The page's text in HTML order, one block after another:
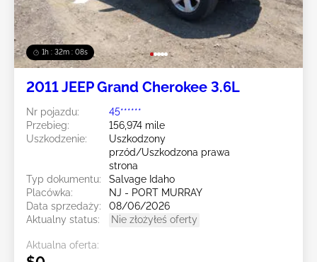
1h : 32m : 05s
2011 JEEP Grand Cherokee 3.6L
Nr pojazdu:
45******
Przebieg:
156,974 mile
Uszkodzenie:
Uszkodzony
przód/Uszkodzona prawa
strona
Typ dokumentu:
Salvage Idaho
Placówka:
NJ - PORT MURRAY
Data sprzedaży:
08/06/2026
Aktualny status:
Nie złożyłeś oferty
Aktualna oferta: